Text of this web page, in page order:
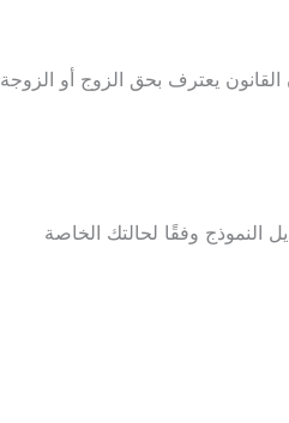
يعترف بحق الزوج أو الزوجة
النموذج وفقًا لحالتك الخاصة